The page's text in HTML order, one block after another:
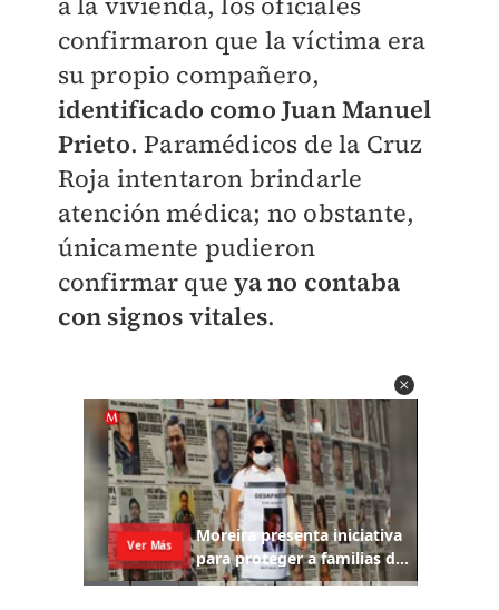
confirmaron que la víctima era
su propio compañero,
identificado como Juan Manuel
Prieto. Paramédicos de la Cruz
Roja intentaron brindarle
atención médica; no obstante,
únicamente pudieron
confirmar queya no contaba
con signos vitales.